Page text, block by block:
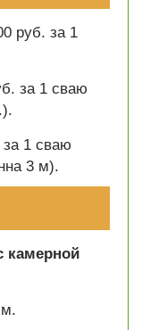
руб. за 1
за 1 сваю
1 сваю
3 м).
камерной